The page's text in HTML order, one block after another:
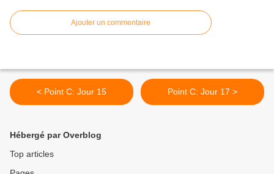
Ajouter un commentaire
< Point C: Jour 15 Point C: Jour 17 >
Hébergé par Overblog
Top articles